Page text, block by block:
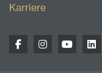
Karriere